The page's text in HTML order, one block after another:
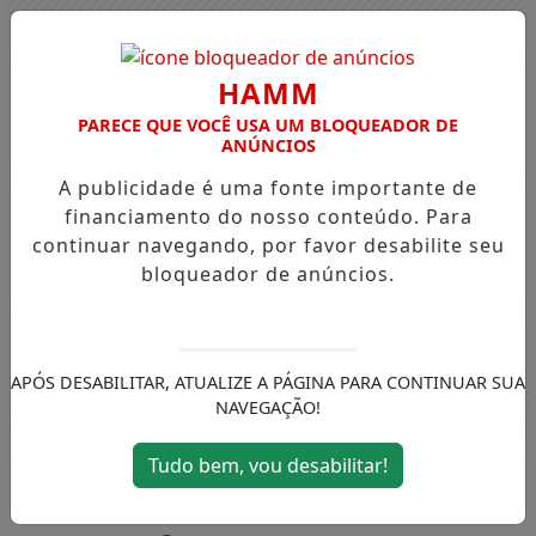
Entrar
HAMM
PARECE QUE VOCÊ USA UM BLOQUEADOR DE
ANÚNCIOS
A publicidade é uma fonte importante de
financiamento do nosso conteúdo. Para
continuar navegando, por favor desabilite seu
bloqueador de anúncios.
APÓS DESABILITAR, ATUALIZE A PÁGINA PARA CONTINUAR SUA
NAVEGAÇÃO!
Tudo bem, vou desabilitar!